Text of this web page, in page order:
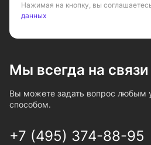
Нажимая на кнопку, вы
данных
Мы всегда на связи
Вы можете задать вопрос любым
способом.
+7 (495) 374-88-95